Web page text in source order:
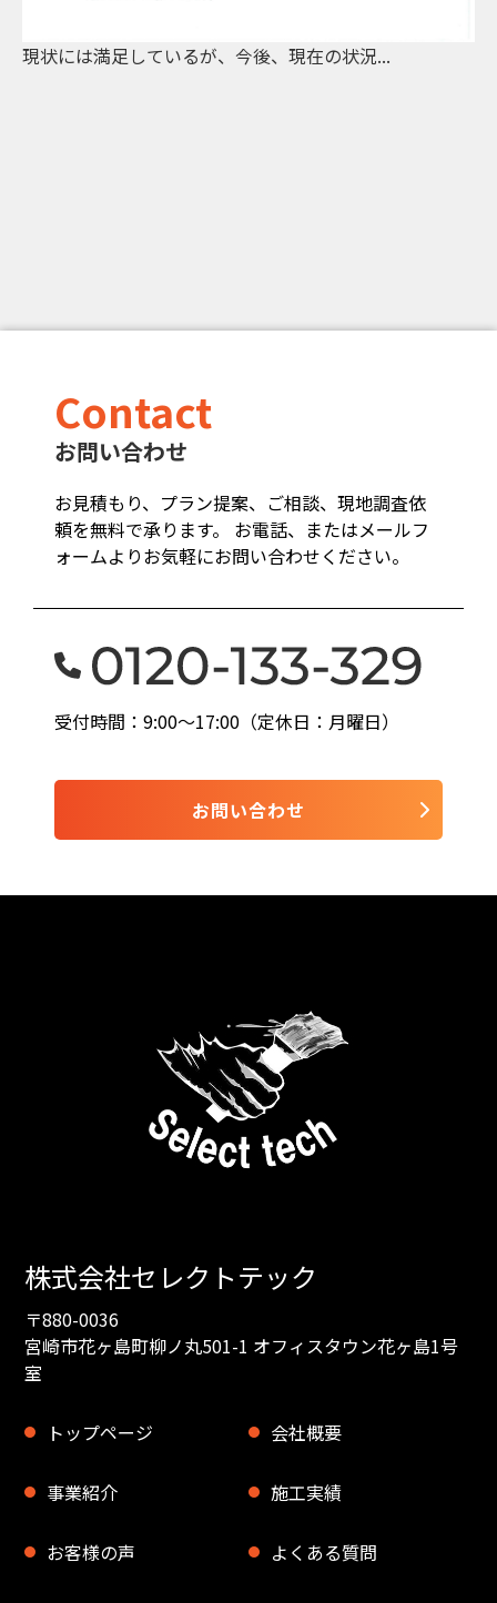
現状には満足しているが、今後、現在の状況...
Contact
お問い合わせ
お見積もり、プラン提案、ご相談、現地調査依
頼を無料で承ります。 お電話、またはメールフ
ォームよりお気軽にお問い合わせください。
受付時間：9:00〜17:00（定休日：月曜日）
お問い合わせ
株式会社セレクトテック
〒880-0036
宮崎市花ヶ島町柳ノ丸501-1 オフィスタウン花ヶ島1号
室
トップページ 会社概要
事業紹介 施工実績
お客様の声 よくある質問